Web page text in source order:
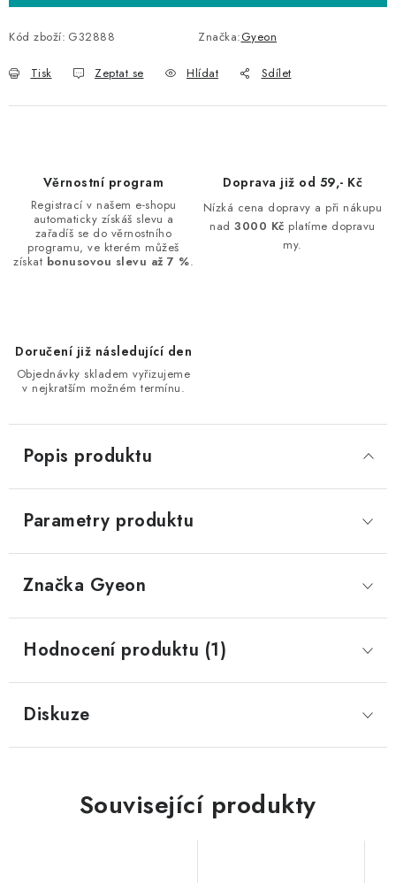
Kód zboží: G32888 Značka:Gyeon
Tisk Zeptat se Hlídat Sdílet
Věrnostní program
Registrací v našem e-shopu
automaticky získáš slevu a
zařadíš se do věrnostního
programu, ve kterém můžeš
získat bonusovou slevu až 7 %.
Doprava již od 59,- Kč
Nízká cena dopravy a při nákupu
nad3000 Kč platíme dopravu
my.
Doručení již následující den
Objednávky skladem vyřizujeme
v nejkratším možném termínu.
Popis produktu
Parametry produktu
Značka Gyeon
Hodnocení produktu (1)
Diskuze
Související produkty